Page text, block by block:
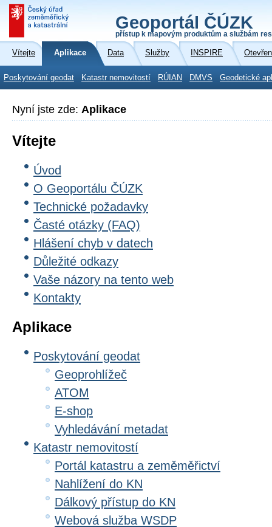
Geoportál ČÚZK
přístup k mapovým produktům a službám
Vítejte Aplikace Data Služby INSPIRE
Poskytování geodat Katastr nemovitostí RÚIAN DMVS Geodetické
Nyní jste zde: Aplikace
Vítejte
Úvod
O Geoportálu ČÚZK
Technické požadavky
Časté otázky (FAQ)
Hlášení chyb v datech
Důležité odkazy
Vaše názory na tento web
Kontakty
Aplikace
Poskytování geodat
Geoprohlížeč
ATOM
E-shop
Vyhledávání metadat
Katastr nemovitostí
Portál katastru a zeměměřictví
Nahlížení do KN
Dálkový přístup do KN
Webová služba WSDP